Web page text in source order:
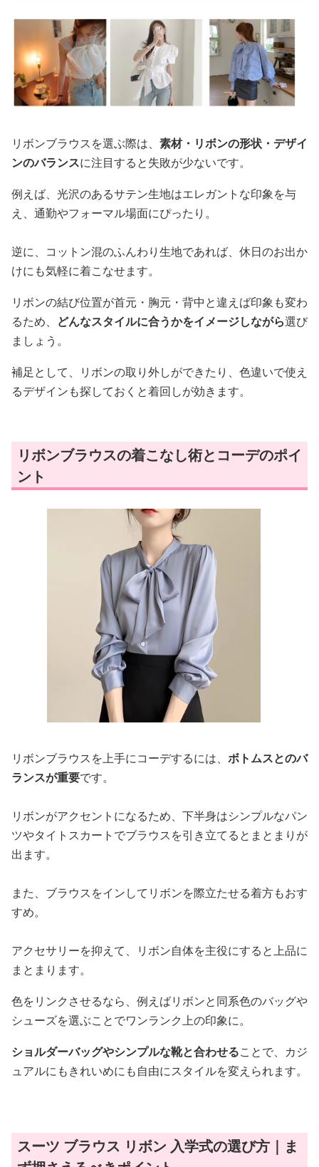
リボンブラウスを選ぶ際は、 素材・リボンの形状・デザイ
ンのバランスに注目すると失敗が少ないです。
例えば、光沢のあるサテン生地はエレガントな印象を与
え、通勤やフォーマル場面にぴったり。
逆に、コットン混のふんわり生地であれば、休日のお出か
けにも気軽に着こなせます。
リボンの結び位置が首元・胸元・背中と違えば印象も変わ
るため、 どんなスタイルに合うかをイメージしながら選び
ましょう。
補足として、リボンの取り外しができたり、色違いで使え
るデザインも探しておくと着回しが効きます。
リボンブラウスの着こなし術とコーデのポイ
ント
リボンブラウスを上手にコーデするには、 ボトムスとのバ
ランスが重要です。
リボンがアクセントになるため、下半身はシンプルなパン
ツやタイトスカートでブラウスを引き立てるとまとまりが
出ます。
また、ブラウスをインしてリボンを際立たせる着方もおす
すめ。
アクセサリーを抑えて、リボン自体を主役にすると上品に
まとまります。
色をリンクさせるなら、例えばリボンと同系色のバッグや
シューズを選ぶことでワンランク上の印象に。
ショルダーバッグやシンプルな靴と合わせることで、カジ
ュアルにもきれいめにも自由にスタイルを変えられます。
スーツ ブラウス リボン 入学式の選び方｜ま